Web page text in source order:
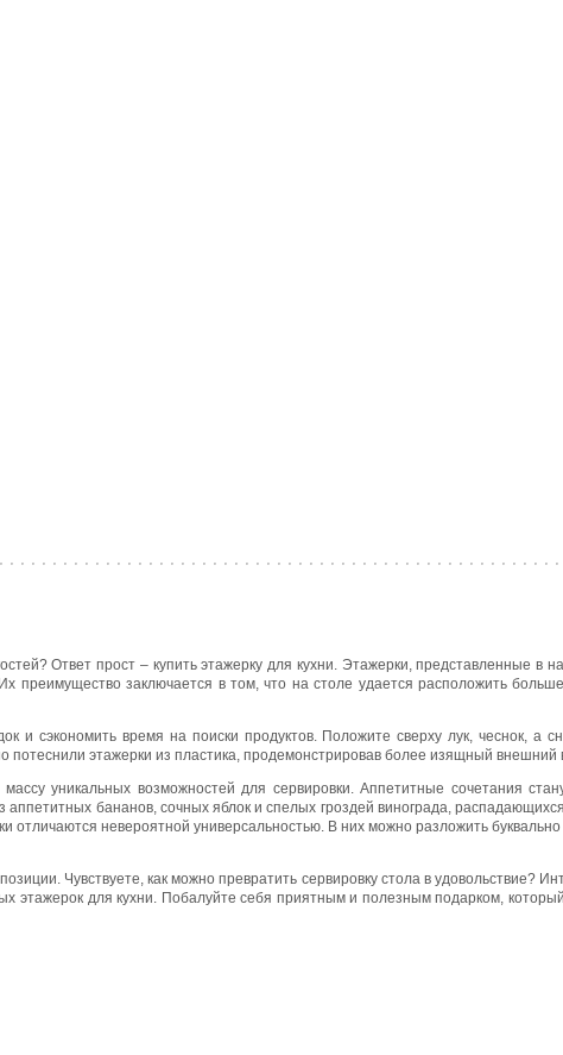
Ответ прост – купить этажерку для кухни. Этажерки, представленные в
преимущество заключается в том, что на столе удается расположить
и сэкономить время на поиски продуктов. Положите сверху лук, чеснок, а
этажерки из пластика, продемонстрировав более изящный внешний
уникальных возможностей для сервировки. Аппетитные сочетания
бананов, сочных яблок и спелых гроздей винограда,
отличаются невероятной универсальностью. В них можно разложить
Чувствуете, как можно превратить сервировку стола в удовольствие?
этажерок для кухни. Побалуйте себя приятным и полезным подарком,